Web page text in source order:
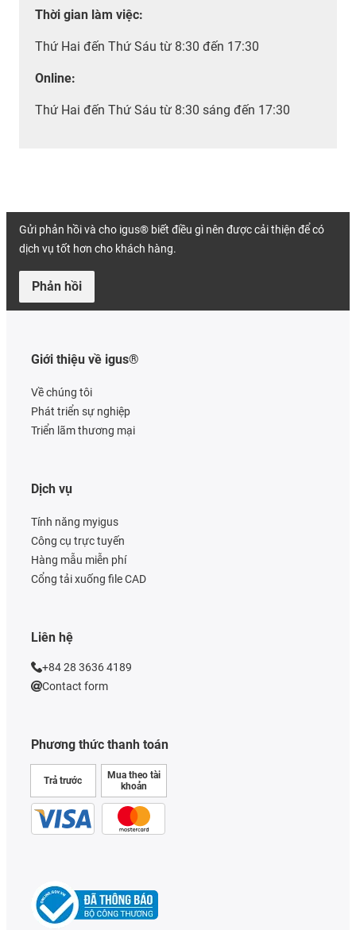
Thời gian làm việc:
Thứ Hai đến Thứ Sáu từ 8:30 đến 17:30
Online:
Thứ Hai đến Thứ Sáu từ 8:30 sáng đến 17:30
Gửi phản hồi và cho igus® biết điều gì nên được cải thiện để có
dịch vụ tốt hơn cho khách hàng.
Phản hồi
Giới thiệu về igus®
Về chúng tôi
Phát triển sự nghiệp
Triển lãm thương mại
Phương thức thanh toán
Trả trước
Mua theo tài
khoản
Dịch vụ
Tính năng myigus
Công cụ trực tuyến
Hàng mẫu miễn phí
Cổng tải xuống file CAD
Liên hệ
+84 28 3636 4189
Contact form